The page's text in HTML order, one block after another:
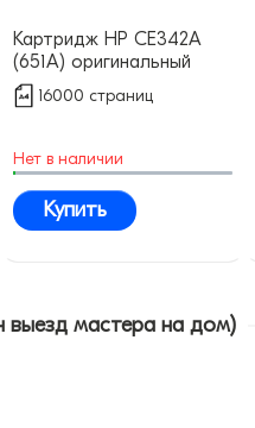
Картридж HP CE342A
(651A) оригинальный
16000 страниц
Нет в наличии
Купить
выезд мастера на дом)